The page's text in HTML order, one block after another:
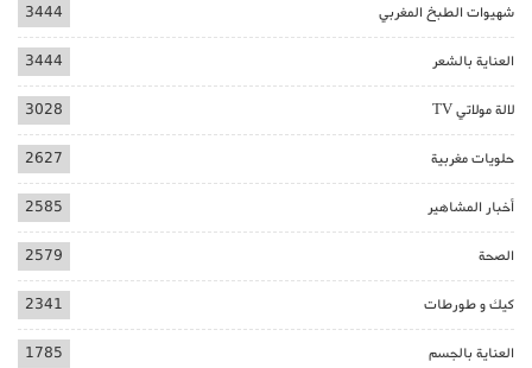
شهيوات الطبخ المغربي 3444
العناية بالشعر 3444
لالة مولاتي TV 3028
حلويات مغربية 2627
أخبار المشاهير 2585
الصحة 2579
كيك و طورطات 2341
العناية بالجسم 1785